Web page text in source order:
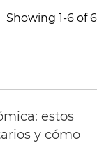
Showing 1-6 of 6
estos
y cómo